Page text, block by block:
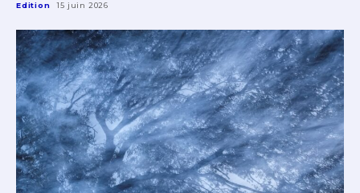
Edition 15 juin 2026